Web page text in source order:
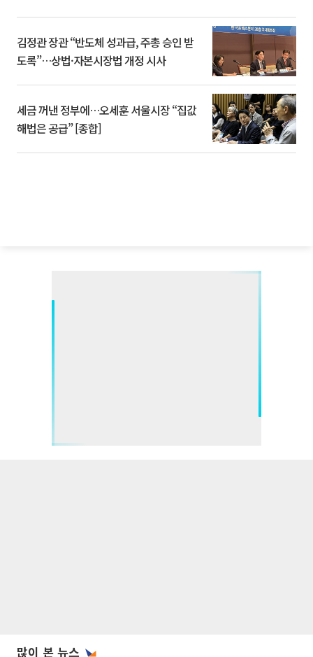
김정관 장관 “반도체 성과급, 주총 승인 받
도록”…상법·자본시장법 개정 시사
세금 꺼낸 정부에…오세훈 서울시장 “집값
해법은 공급” [종합]
많이 본 뉴스